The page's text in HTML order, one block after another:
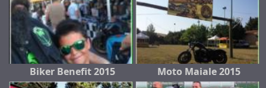
Biker Benefit 2015 Moto Maiale 2015